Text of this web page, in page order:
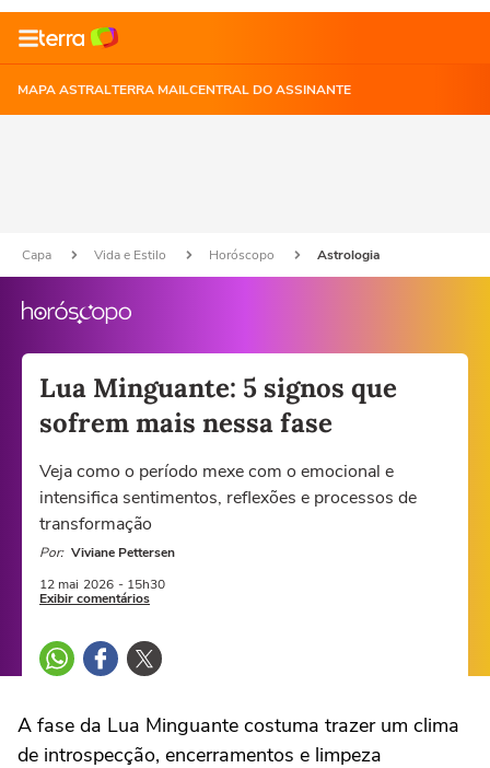
MAPA ASTRALTERRA MAILCENTRAL DO ASSINANTE
Capa Vida e Estilo Horóscopo Astrologia
Lua Minguante: 5 signos que
sofrem mais nessa fase
Veja como o período mexe com o emocional e
intensifica sentimentos, reflexões e processos de
transformação
Por: Viviane Pettersen
12 mai 2026 - 15h30
Exibir comentários
A fase da Lua Minguante costuma trazer um clima
de introspecção, encerramentos e limpeza